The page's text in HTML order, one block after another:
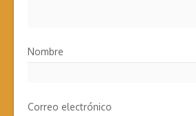
Nombre
Correo electrónico